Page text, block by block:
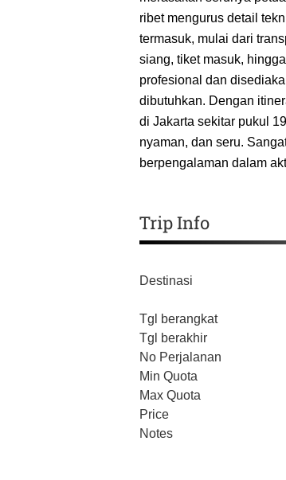
ribet mengurus detail
termasuk, mulai dari
siang, tiket masuk,
profesional dan
dibutuhkan. Dengan
di Jakarta sekitar pukul
nyaman, dan seru.
berpengalaman dalam
Trip Info
Destinasi
Tgl berangkat
Tgl berakhir
No Perjalanan
Min Quota
Max Quota
Price
Notes